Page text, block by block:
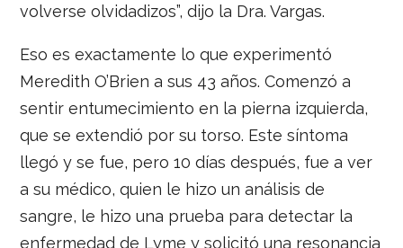
volverse olvidadizos”, dijo la Dra. Vargas.
Eso es exactamente lo que experimentó
Meredith O’Brien a sus 43 años. Comenzó a
sentir entumecimiento en la pierna izquierda,
que se extendió por su torso. Este síntoma
llegó y se fue, pero 10 días después, fue a ver
a su médico, quien le hizo un análisis de
sangre, le hizo una prueba para detectar la
enfermedad de Lyme y solicitó una resonancia